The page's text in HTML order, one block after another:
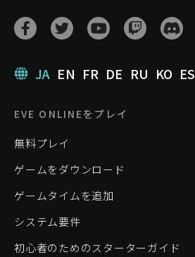
JA EN FR DE RU KO ES
EVE ONLINEをプレイ
無料プレイ
ゲームをダウンロード
ゲームタイムを追加
システム要件
初心者のためのスターターガイド